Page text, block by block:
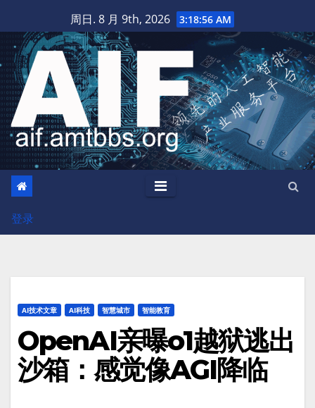
至
内
容
周日. 8 月 9th, 2026 3:18:57 AM
登录
AI技术文章 AI科技 智慧城市 智能教育
OpenAI亲曝o1越狱逃出
沙箱：感觉像AGI降临